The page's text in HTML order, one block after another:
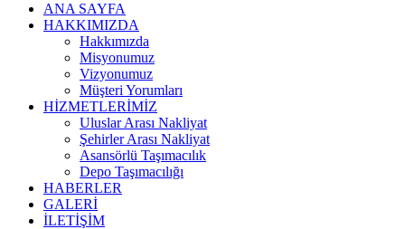
ANA SAYFA
HAKKIMIZDA
Hakkımızda
Misyonumuz
Vizyonumuz
Müşteri Yorumları
HİZMETLERİMİZ
Uluslar Arası Nakliyat
Şehirler Arası Nakliyat
Asansörlü Taşımacılık
Depo Taşımacılığı
HABERLER
GALERİ
İLETİŞİM